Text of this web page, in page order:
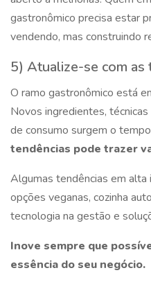
gastronômico precisa estar
vendendo, mas construindo
5) Atualize-se com
O ramo gastronômico está
Novos ingredientes,
de consumo surgem o
tendências pode trazer
Algumas tendências em
opções veganas, cozinha
tecnologia na gestão e
Inove sempre que
essência do seu negócio.